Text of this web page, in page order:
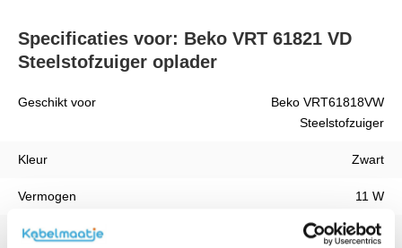
Specificaties voor: Beko VRT 61821 VD
Steelstofzuiger oplader
Geschikt voor
Beko VRT61818VW
Steelstofzuiger
Kleur Zwart
Vermogen 11 W
Kabellengte 1 Meter